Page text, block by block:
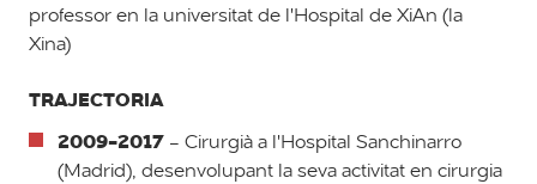
professor en la universitat de l'Hospital de XiAn (la
Xina)
TRAJECTORIA
2009-2017 - Cirurgià a l'Hospital Sanchinarro
(Madrid), desenvolupant la seva activitat en cirurgia